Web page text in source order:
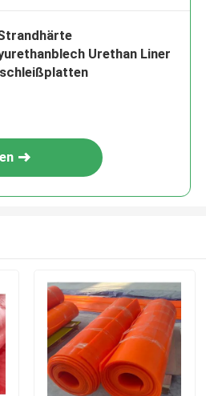
Urethan Liner